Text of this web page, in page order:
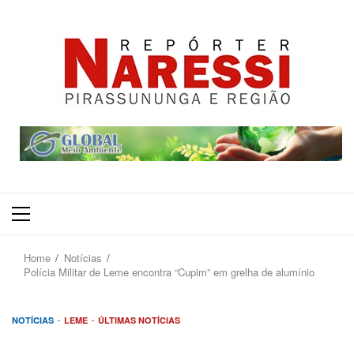
Primary
Home
Notícias
Polícia Militar de Leme encontra “Cupim” em grelha de alumínio
NOTÍCIAS LEME ÚLTIMAS NOTÍCIAS